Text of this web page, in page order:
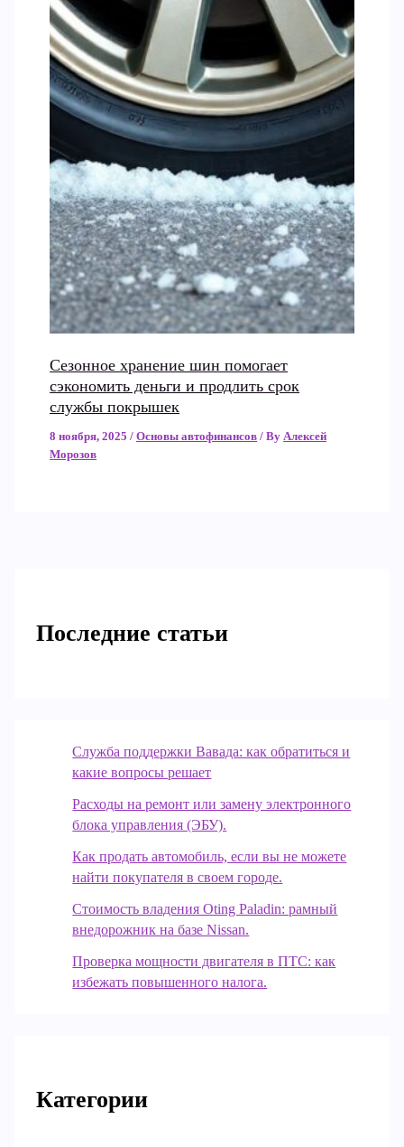
Сезонное хранение шин помогает
сэкономить деньги и продлить срок
службы покрышек
8 ноября, 2025/Основы автофинансов / ByАлексей
Морозов
Последние статьи
Служба поддержки Вавада: как обратиться и
какие вопросы решает
Расходы на ремонт или замену электронного
блока управления (ЭБУ).
Как продать автомобиль, если вы не можете
найти покупателя в своем городе.
Стоимость владения Oting Paladin: рамный
внедорожник на базе Nissan.
Проверка мощности двигателя в ПТС: как
избежать повышенного налога.
Категории